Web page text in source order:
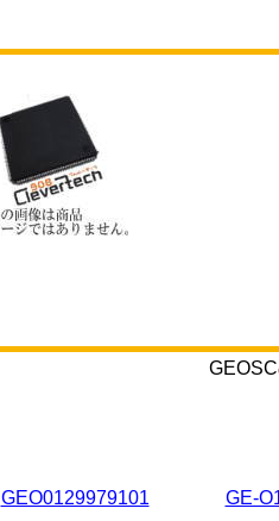
GEO0129979101
GE-